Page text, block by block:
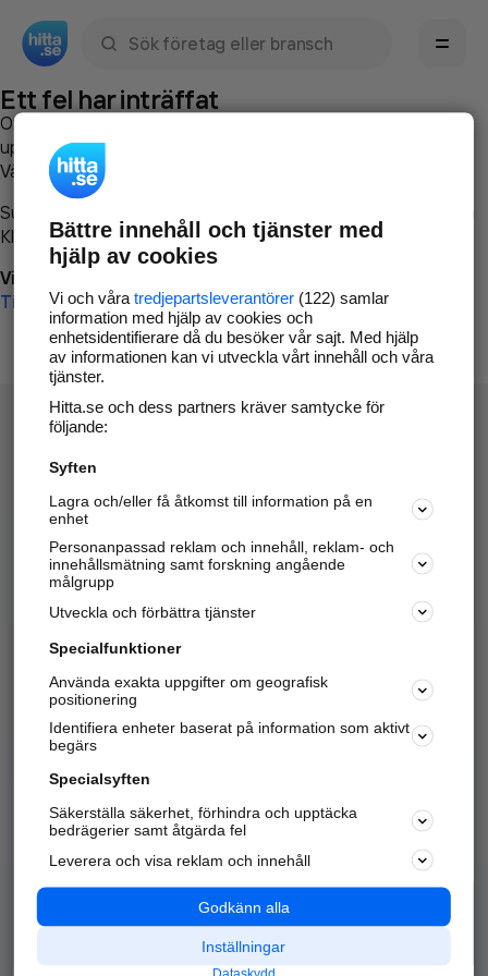
Ett fel har inträffat
Om du vill kan du
uppstod så att vi lättare och snabbare kan avhjälpa det.
Vänligen försök med följande:
Surfa till
Klicka påTillbaka-knappen i webbläsaren och försök igen
Vi beklagar besväret!
Till startsidan
Hitta.se - Gratis nummerupplysning.
Sök företag, personer och platser.
Hitta telefonnummer, adresser, företagsinfo mm.
Marknadsför företaget
Kom igång och annonsera mot
samarbetspartners nära dig.
Alla kategorier
Populära sökningar
API & Kartor
Annonsera
Integritet
Nödnummer
Bättre innehåll och tjänster med
hjälp av cookies
Vi och våra tredjepartsleverantörer(122) samlar
information med hjälp av cookies och
enhetsidentifierare då du besöker vår sajt. Med hjälp
av informationen kan vi utveckla vårt innehåll och våra
tjänster.
Hitta.se och dess partners kräver samtycke för
följande:
Syften
Lagra och/eller få åtkomst till information på en
enhet
Personanpassad reklam och innehåll, reklam- och
innehållsmätning samt forskning angående
målgrupp
Utveckla och förbättra tjänster
Specialfunktioner
Använda exakta uppgifter om geografisk
positionering
Identifiera enheter baserat på information som aktivt
begärs
Specialsyften
Säkerställa säkerhet, förhindra och upptäcka
bedrägerier samt åtgärda fel
Leverera och visa reklam och innehåll
Godkänn alla
Inställningar
Dataskydd